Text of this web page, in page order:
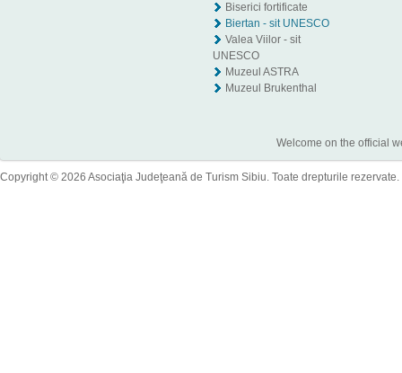
Biserici fortificate
Biertan - sit UNESCO
Valea Viilor - sit
UNESCO
Muzeul ASTRA
Muzeul Brukenthal
Welcome on the official
Copyright © 2026 Asociaţia Judeţeană de Turism Sibiu. Toate drepturile rezervate.